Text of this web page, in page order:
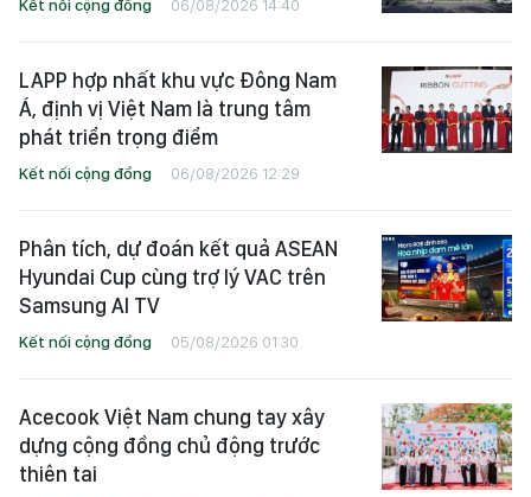
Park ở phường Phước Long, TPHCM
Kết nối cộng đồng 06/08/2026 14:40
LAPP hợp nhất khu vực Đông Nam
phát triển trọng điểm
Kết nối cộng đồng 06/08/2026 12:29
Phân tích, dự đoán kết quả ASEAN
Samsung AI TV
Kết nối cộng đồng 05/08/2026 01:30